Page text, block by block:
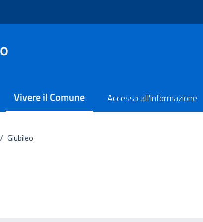
Vivere il Comune Accesso all'informazione
/ Giubileo